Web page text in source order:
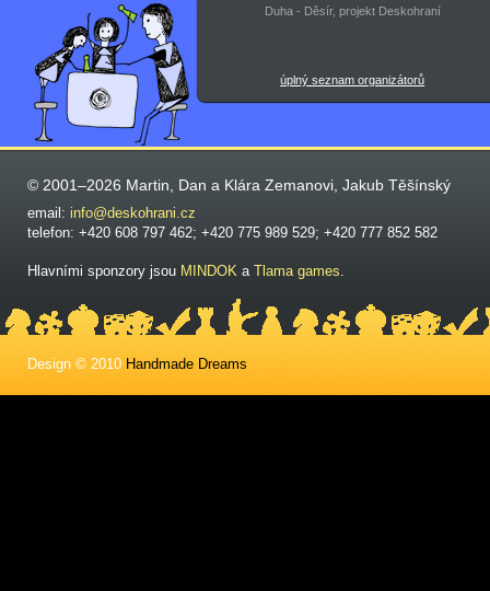
Duha - Děsír, projekt Deskohraní
úplný seznam organizátorů
© 2001–2026 Martin, Dan a Klára Zemanovi, Jakub Těšínský
email: info@deskohrani.cz
telefon: +420 608 797 462; +420 775 989 529; +420 777 852 582
Hlavními sponzory jsou MINDOK a Tlama games.
Design © 2010 Handmade Dreams